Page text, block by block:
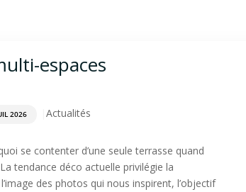
espaces
2026 Actualités
se contenter d’une seule terrasse quand
tendance déco actuelle privilégie la
des photos qui nous inspirent, l’objectif